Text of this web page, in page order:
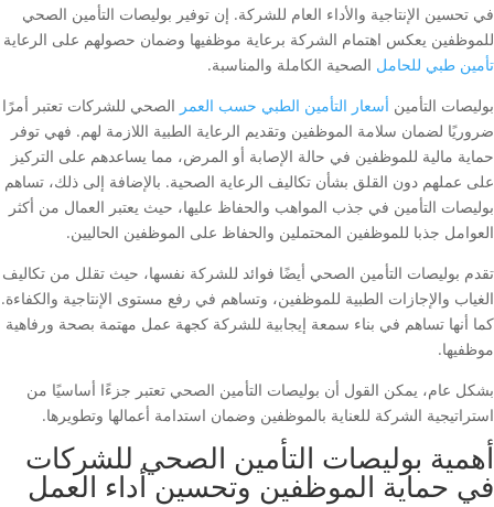
في تحسين الإنتاجية والأداء العام للشركة. إن توفير بوليصات التأمين الصحي
للموظفين يعكس اهتمام الشركة برعاية موظفيها وضمان حصولهم على الرعاية
تأمين طبي للحامل الصحية الكاملة والمناسبة.
بوليصات التأمين أسعار التأمين الطبي حسب العمر الصحي للشركات تعتبر أمرًا
ضروريًا لضمان سلامة الموظفين وتقديم الرعاية الطبية اللازمة لهم. فهي توفر
حماية مالية للموظفين في حالة الإصابة أو المرض، مما يساعدهم على التركيز
على عملهم دون القلق بشأن تكاليف الرعاية الصحية. بالإضافة إلى ذلك، تساهم
بوليصات التأمين في جذب المواهب والحفاظ عليها، حيث يعتبر العمال من أكثر
العوامل جذبا للموظفين المحتملين والحفاظ على الموظفين الحاليين.
تقدم بوليصات التأمين الصحي أيضًا فوائد للشركة نفسها، حيث تقلل من تكاليف
الغياب والإجازات الطبية للموظفين، وتساهم في رفع مستوى الإنتاجية والكفاءة.
كما أنها تساهم في بناء سمعة إيجابية للشركة كجهة عمل مهتمة بصحة ورفاهية
موظفيها.
بشكل عام، يمكن القول أن بوليصات التأمين الصحي تعتبر جزءًا أساسيًا من
استراتيجية الشركة للعناية بالموظفين وضمان استدامة أعمالها وتطويرها.
أهمية بوليصات التأمين الصحي للشركات
في حماية الموظفين وتحسين أداء العمل